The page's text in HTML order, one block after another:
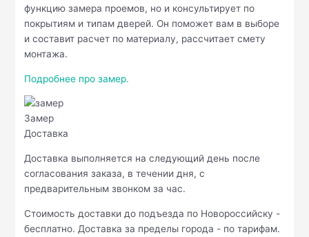
функцию замера проемов, но и консультирует по
покрытиям и типам дверей. Он поможет вам в выборе
и составит расчет по материалу, рассчитает смету
монтажа.
Подробнее про замер.
Замер
Доставка
Доставка выполняется на следующий день после
согласования заказа, в течении дня, с
предварительным звонком за час.
Стоимость доставки до подъезда по Новороссийску -
бесплатно. Доставка за пределы города - по тарифам.